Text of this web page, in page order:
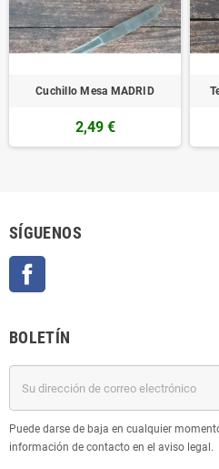
Cuchillo Mesa MADRID
2,49 €
SÍGUENOS
BOLETÍN
Puede darse de baja en cualquier
información de contacto en el aviso legal.